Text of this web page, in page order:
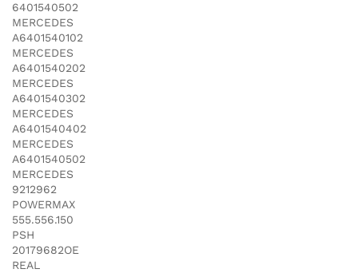
6401540502
MERCEDES
A6401540102
MERCEDES
A6401540202
MERCEDES
A6401540302
MERCEDES
A6401540402
MERCEDES
A6401540502
MERCEDES
9212962
POWERMAX
555.556.150
PSH
20179682OE
REAL